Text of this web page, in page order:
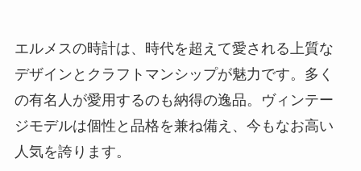
エルメスの時計は、時代を超えて愛される上質な
デザインとクラフトマンシップが魅力です。多く
の有名人が愛用するのも納得の逸品。ヴィンテー
ジモデルは個性と品格を兼ね備え、今もなお高い
人気を誇ります。